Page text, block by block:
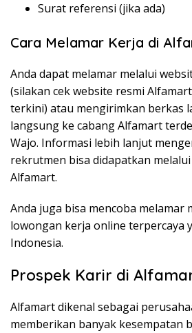
Surat referensi (jika ada)
Cara Melamar Kerja di
Anda dapat melamar melalui
(silakan cek website resmi
terkini) atau mengirimkan berkas
langsung ke cabang Alfamart
Wajo. Informasi lebih lanjut
rekrutmen bisa didapatkan
Alfamart.
Anda juga bisa mencoba melamar
lowongan kerja online terpercaya
Indonesia.
Prospek Karir di
Alfamart dikenal sebagai
memberikan banyak kesempatan